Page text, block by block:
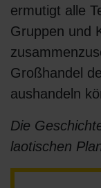
ermutigt alle
Gruppen und
Großhandel
aushandeln
Die
laotischen